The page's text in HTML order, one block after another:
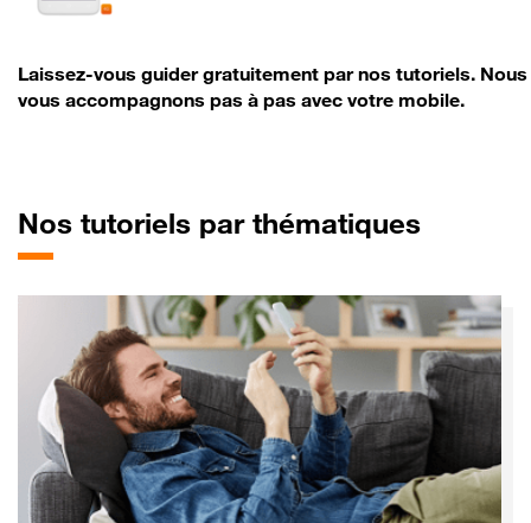
Laissez-vous guider gratuitement par nos tutoriels. Nous
vous accompagnons pas à pas avec votre mobile.
Nos tutoriels par thématiquespour